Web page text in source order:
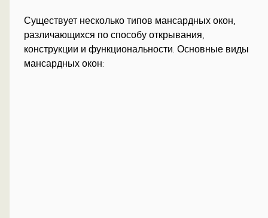
Существует несколько типов мансардных окон,
различающихся по способу открывания,
конструкции и функциональности. Основные виды
мансардных окон: